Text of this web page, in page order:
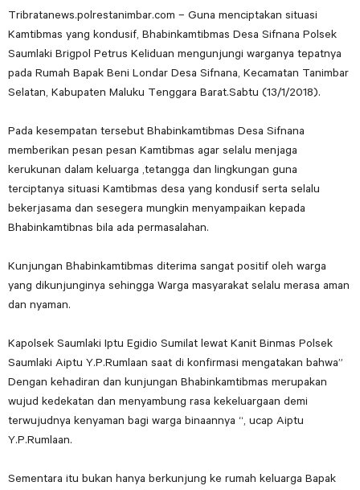
Tribratanews.polrestanimbar.com – Guna menciptakan situasi
Kamtibmas yang kondusif, Bhabinkamtibmas Desa Sifnana Polsek
Saumlaki Brigpol Petrus Keliduan mengunjungi warganya tepatnya
pada Rumah Bapak Beni Londar Desa Sifnana, Kecamatan Tanimbar
Selatan, Kabupaten Maluku Tenggara Barat.Sabtu (13/1/2018).
Pada kesempatan tersebut Bhabinkamtibmas Desa Sifnana
memberikan pesan pesan Kamtibmas agar selalu menjaga
kerukunan dalam keluarga ,tetangga dan lingkungan guna
terciptanya situasi Kamtibmas desa yang kondusif serta selalu
bekerjasama dan sesegera mungkin menyampaikan kepada
Bhabinkamtibnas bila ada permasalahan.
Kunjungan Bhabinkamtibmas diterima sangat positif oleh warga
yang dikunjunginya sehingga Warga masyarakat selalu merasa aman
dan nyaman.
Kapolsek Saumlaki Iptu Egidio Sumilat lewat Kanit Binmas Polsek
Saumlaki Aiptu Y.P.Rumlaan saat di konfirmasi mengatakan bahwa”
Dengan kehadiran dan kunjungan Bhabinkamtibmas merupakan
wujud kedekatan dan menyambung rasa kekeluargaan demi
terwujudnya kenyaman bagi warga binaannya “, ucap Aiptu
Y.P.Rumlaan.
Sementara itu bukan hanya berkunjung ke rumah keluarga Bapak